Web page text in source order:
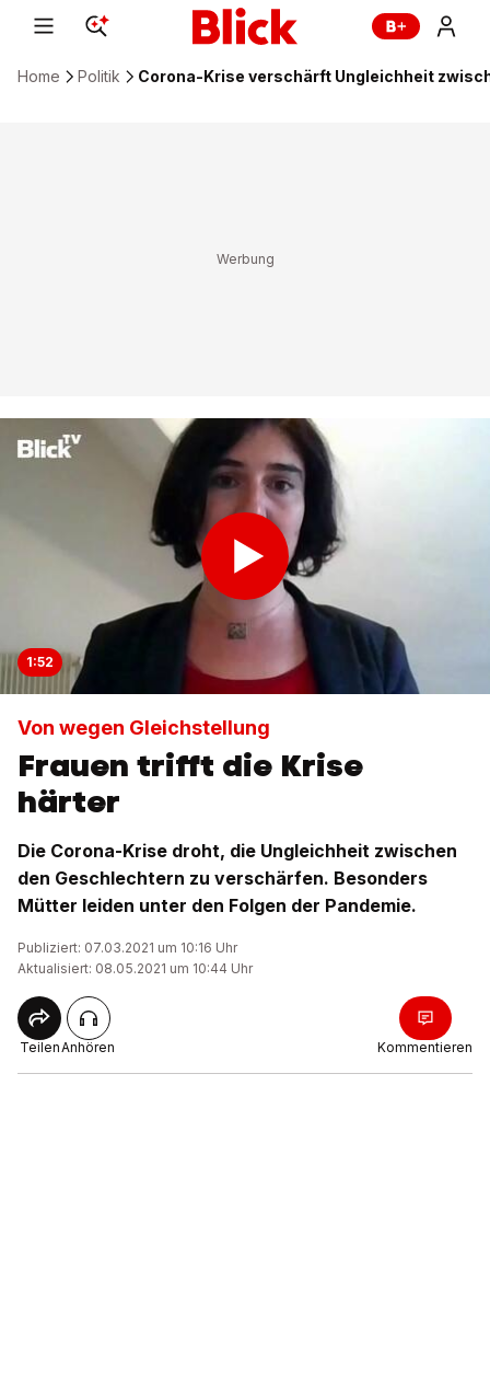
Home Politik Corona-Krise verschärft Ungleichheit
1:52
Von wegen Gleichstellung
Frauen trifft die Krise
härter
Die Corona-Krise droht, die Ungleichheit zwischen
den Geschlechtern zu verschärfen. Besonders
Mütter leiden unter den Folgen der Pandemie.
Publiziert: 07.03.2021 um 10:16 Uhr
Aktualisiert: 08.05.2021 um 10:44 Uhr
TeilenAnhören Kommentieren